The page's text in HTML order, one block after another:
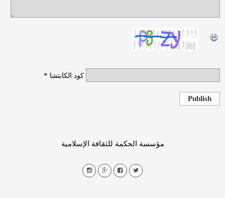
كود الكابتشا *
Publish
مؤسسة الحكمة للثقافة الإسلامية